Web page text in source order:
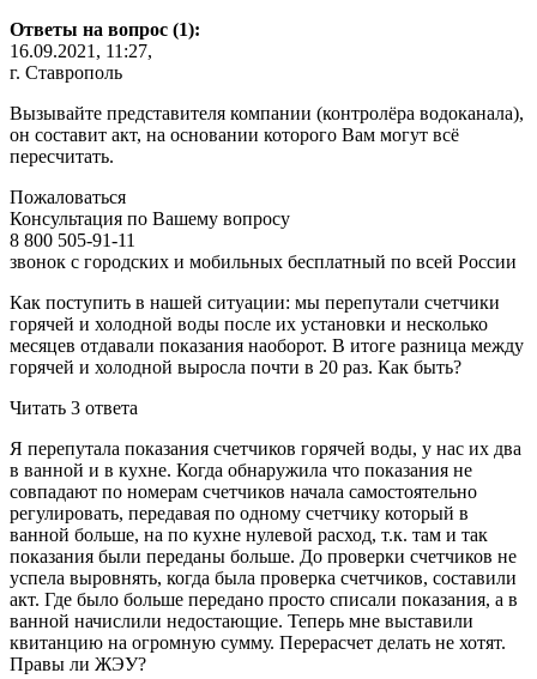
Ответы на вопрос (1):
16.09.2021, 11:27,
г. Ставрополь
Вызывайте представителя компании (контролёра водоканала),
он составит акт, на основании которого Вам могут всё
пересчитать.
Пожаловаться
Консультация по Вашему вопросу
8 800 505-91-11
звонок с городских и мобильных бесплатный по всей России
Как поступить в нашей ситуации: мы перепутали счетчики
горячей и холодной воды после их установки и несколько
месяцев отдавали показания наоборот. В итоге разница между
горячей и холодной выросла почти в 20 раз. Как быть?
Читать 3 ответa
Я перепутала показания счетчиков горячей воды, у нас их два
в ванной и в кухне. Когда обнаружила что показания не
совпадают по номерам счетчиков начала самостоятельно
регулировать, передавая по одному счетчику который в
ванной больше, на по кухне нулевой расход, т.к. там и так
показания были переданы больше. До проверки счетчиков не
успела выровнять, когда была проверка счетчиков, составили
акт. Где было больше передано просто списали показания, а в
ванной начислили недостающие. Теперь мне выставили
квитанцию на огромную сумму. Перерасчет делать не хотят.
Правы ли ЖЭУ?